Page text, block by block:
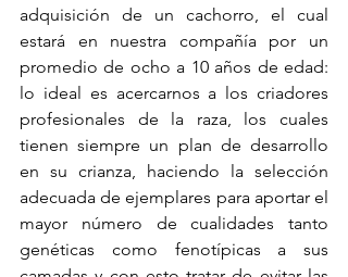
adquisición de un cachorro, el cual
estará en nuestra compañía por un
promedio de ocho a 10 años de edad:
lo ideal es acercarnos a los criadores
profesionales de la raza, los cuales
tienen siempre un plan de desarrollo
en su crianza, haciendo la selección
adecuada de ejemplares para aportar el
mayor número de cualidades tanto
genéticas como fenotípicas a sus